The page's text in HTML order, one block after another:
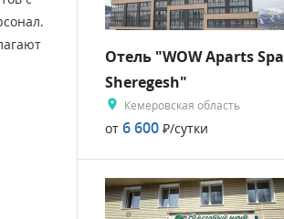
Отель "WOW Aparts Spa
Sheregesh"
Кемеровская область
от 6 600 Р/сутки